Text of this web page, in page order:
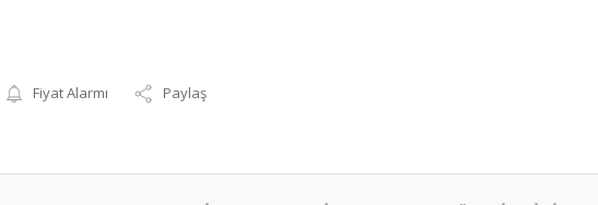
Fiyat Alarmı Paylaş